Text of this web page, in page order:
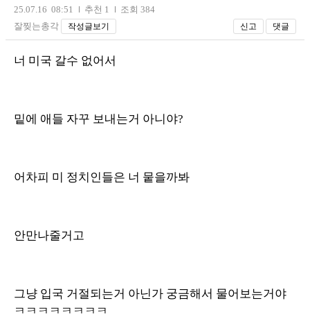
25.07.16 08:51 추천 1
조회 384
잘찢는총각
작성글보기 신고 댓글
너 미국 갈수 없어서
밑에 애들 자꾸 보내는거 아니야?
어차피 미 정치인들은 너 뭍을까봐
안만나줄거고
그냥 입국 거절되는거 아닌가 궁금해서 물어보는거야
ㅋㅋㅋㅋㅋㅋㅋㅋ